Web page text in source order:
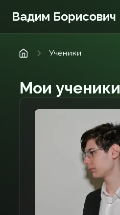
Вадим Борисович
Ученики
Мои ученики